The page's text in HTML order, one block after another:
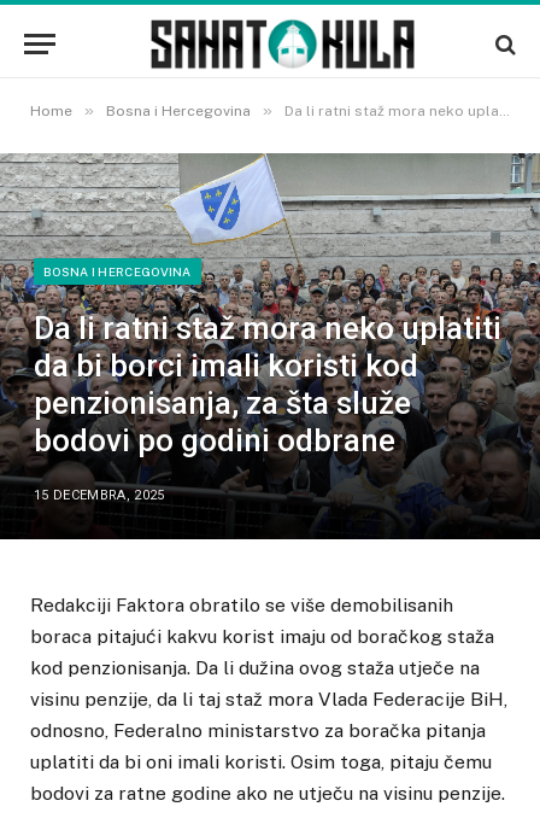
Home » Bosna i Hercegovina » Da li ratni staž mora neko uplatiti da bi borci imali koristi kod penzionisanja, za šta služe bodovi po godini odbrane
BOSNA I HERCEGOVINA
Da li ratni staž mora neko uplatiti
da bi borci imali koristi kod
penzionisanja, za šta služe
bodovi po godini odbrane
15 DECEMBRA, 2025
Redakciji Faktora obratilo se više demobilisanih
boraca pitajući kakvu korist imaju od boračkog staža
kod penzionisanja. Da li dužina ovog staža utječe na
visinu penzije, da li taj staž mora Vlada Federacije BiH,
odnosno, Federalno ministarstvo za boračka pitanja
uplatiti da bi oni imali koristi. Osim toga, pitaju čemu
bodovi za ratne godine ako ne utječu na visinu penzije.